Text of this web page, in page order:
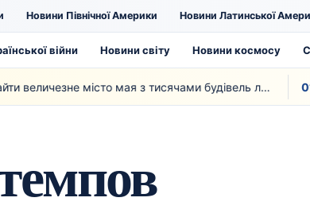
Новини Північної Америки Новини Латинської
війни Новини світу Новини космосу
Допомогла знайти величезне місто мая з тисячами будівель лазерна технологія 01:20